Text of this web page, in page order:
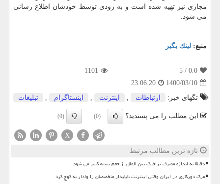
مجازی نیز تهیه شده است و به زودی توسط خودشان اطلاع رسانی
می شود.
منبع: لینك بگیر
0.0
/ 5
1101
1400/03/10
23:06:20
تگهای خبر:
ارتباطات , اینترنت , اینستاگرام , تبلیغات
این مطلب را می پسندید؟ (0)
(0)
X
تازه ترین مطالب مرتبط
دقیقا به اندازه مصرف ترافیک بین الملل از حجم بسته کسر می شود
مرگ دورکاری در ایران وقتی اینترنت ناپایدار متخصصان را وادار به کوچ کرد